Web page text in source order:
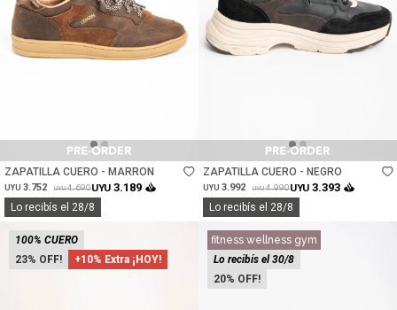
Talle
ZAPATILLA CUERO - MARRON
UYU 3.752 UYU 4.690UYU 3.189
Lo recibís el 28/8
Talle
ZAPATILLA CUERO - NEGRO
UYU 3.992 UYU 4.990UYU 3.393
Lo recibís el 28/8
23 +10% Extra ¡HOY!
100% CUERO
20
fitness wellness gym
Lo recibís el 30/8